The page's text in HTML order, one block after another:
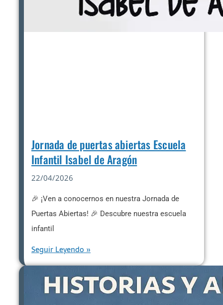
Jornada de puertas abiertas Escuela
Infantil Isabel de Aragón
22/04/2026
🎉 ¡Ven a conocernos en nuestra Jornada de
Puertas Abiertas! 🎉 Descubre nuestra escuela
infantil
Seguir Leyendo »